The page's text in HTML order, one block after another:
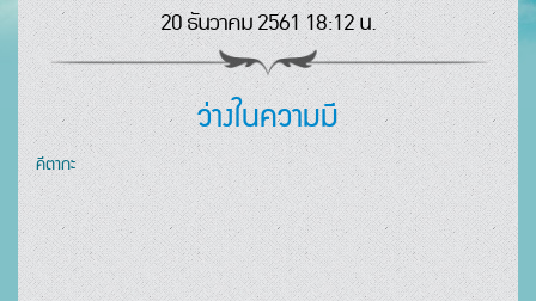
หน้าส่วนตัว
20 ธันวาคม 2561 18:12 น.
ว่างในความมี
คีตากะ